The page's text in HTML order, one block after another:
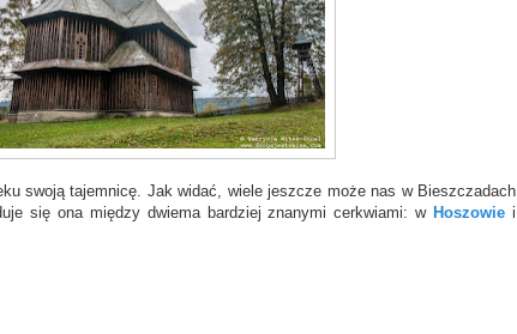
swoją tajemnicę. Jak widać, wiele jeszcze może nas w Bieszczadach
się ona między dwiema bardziej znanymi cerkwiami: w Hoszowie i